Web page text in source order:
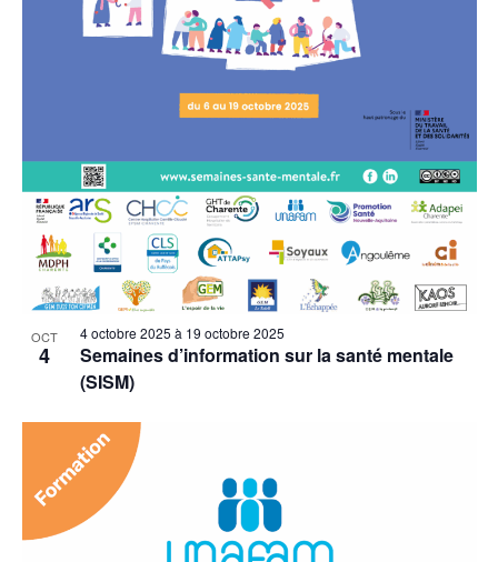
OCT
4
Semaines d’information sur la santé mentale
(SISM)
4 octobre 2025 à 19 octobre 2025